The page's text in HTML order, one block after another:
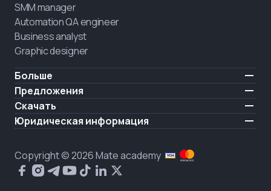
SMM manager
Automation QA engineer
Business analyst
Graphic designer
Больше
Цены
Отзывы
О нас
Состояние рынка IT
Вопросы и ответы про IT
Предложения
IT для ветеранов
Нанять выпускника
Обучение полного дня
Скачать
iOS
Юридическая информация
Политика конфиденциальности
Политика cookies
Публичное договор
Copyright © 2026 Mate academy